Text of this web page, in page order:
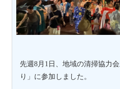
先週8月 1 日、地域の清掃協力
り」に参加しました。